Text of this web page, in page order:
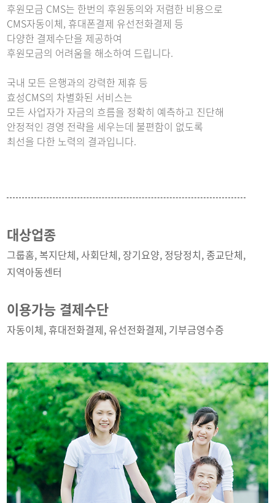
후원모금 CMS는 한번의 후원동의와 저렴한 비용으로
CMS자동이체, 휴대폰결제 유선전화결제 등
다양한 결제수단을 제공하여
후원모금의 어려움을 해소하여 드립니다.
국내 모든 은행과의 강력한 제휴 등
효성CMS의 차별화된 서비스는
모든 사업자가 자금의 흐름을 정확히 예측하고 진단해
안정적인 경영 전략을 세우는데 불편함이 없도록
최선을 다한 노력의 결과입니다.
대상업종
그룹홈, 복지단체, 사회단체, 장기요양, 정당정치, 종교단체,
지역아동센터
이용가능 결제수단
자동이체, 휴대전화결제, 유선전화결제, 기부금영수증